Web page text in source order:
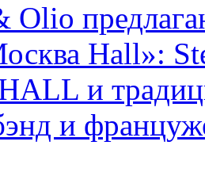
Olio
Hall»:
и
и